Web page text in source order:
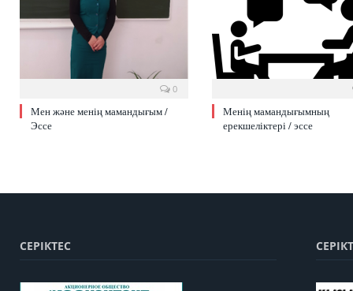
0
Мен және менің мамандығым /
Эссе
Менің мамандығымның
ерекшеліктері / эссе
СЕРІКТЕС